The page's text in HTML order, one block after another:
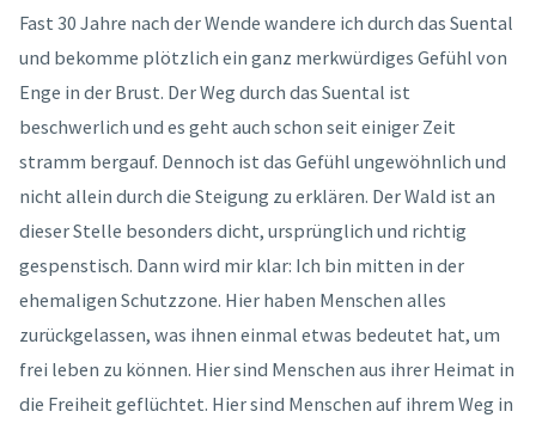
Fast 30 Jahre nach der Wende wandere ich durch das Suental
und bekomme plötzlich ein ganz merkwürdiges Gefühl von
Enge in der Brust. Der Weg durch das Suental ist
beschwerlich und es geht auch schon seit einiger Zeit
stramm bergauf. Dennoch ist das Gefühl ungewöhnlich und
nicht allein durch die Steigung zu erklären. Der Wald ist an
dieser Stelle besonders dicht, ursprünglich und richtig
gespenstisch. Dann wird mir klar: Ich bin mitten in der
ehemaligen Schutzzone. Hier haben Menschen alles
zurückgelassen, was ihnen einmal etwas bedeutet hat, um
frei leben zu können. Hier sind Menschen aus ihrer Heimat in
die Freiheit geflüchtet. Hier sind Menschen auf ihrem Weg in